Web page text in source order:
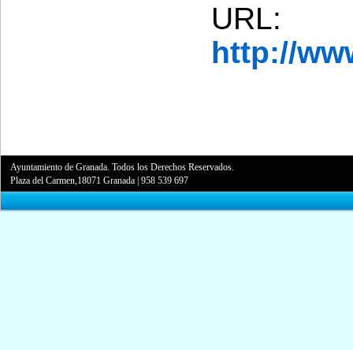
URL:
http://
Ayuntamiento de Granada. Todos los Derechos Reservados.
Plaza del Carmen,18071 Granada |958 539 697